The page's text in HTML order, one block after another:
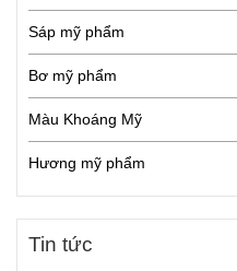
Sáp mỹ phẩm
Bơ mỹ phẩm
Màu Khoáng Mỹ
Hương mỹ phẩm
Tin tức